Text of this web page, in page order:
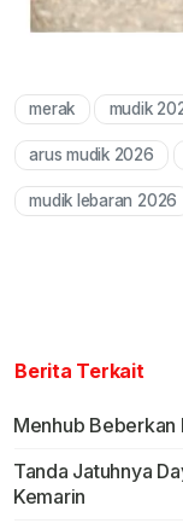
merak mudik
arus mudik 2026
mudik lebaran 2026
Berita Terkait
Menhub Beberkan
Tanda Jatuhnya
Kemarin